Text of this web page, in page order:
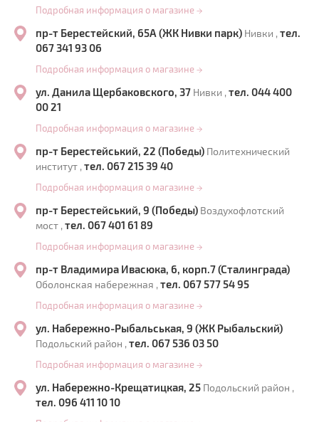
Подробная информация о магазине →
пр-т Берестейский, 65А (ЖК Нивки парк) Нивки , тел.
067 341 93 06
Подробная информация о магазине →
ул. Данила Щербаковского, 37 Нивки , тел. 044 400
00 21
Подробная информация о магазине →
пр-т Берестейський, 22 (Победы) Политехнический
институт , тел. 067 215 39 40
Подробная информация о магазине →
пр-т Берестейський, 9 (Победы) Воздухофлотский
мост , тел. 067 401 61 89
Подробная информация о магазине →
пр-т Владимира Ивасюка, 6, корп.7 (Сталинграда)
Оболонская набережная , тел. 067 577 54 95
Подробная информация о магазине →
ул. Набережно-Рыбальськая, 9 (ЖК Рыбальский)
Подольский район , тел. 067 536 03 50
Подробная информация о магазине →
ул. Набережно-Крещатицкая, 25 Подольский район ,
тел. 096 411 10 10